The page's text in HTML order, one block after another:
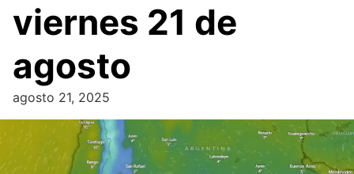
viernes 21 de
agosto
agosto 21, 2025